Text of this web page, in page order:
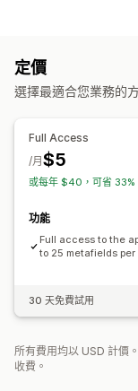
定價
選擇最適合您業務的
Full Access
$5
/月
或每年 $40，可省 33%
功能
Full access to the
to 25 metafields per
30 天免費試用
所有費用均以 USD 計價
收費。